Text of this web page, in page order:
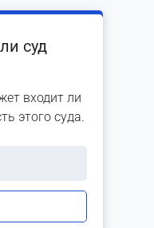
суд
входит ли
этого суда.